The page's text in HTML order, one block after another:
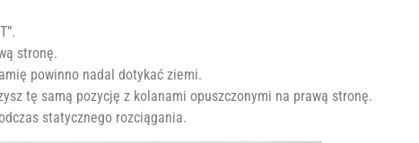
stronę.
powinno nadal dotykać ziemi.
tę samą pozycję z kolanami opuszczonymi na prawą stronę.
statycznego rozciągania.